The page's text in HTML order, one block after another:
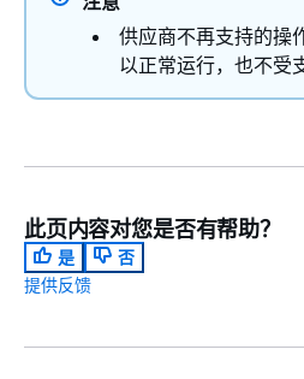
供应商不再支持的操
以正常运行，也不受
此页内容对您是否有帮助？
是
否
提供反馈